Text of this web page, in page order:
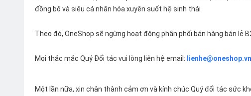
đồng bộ và siêu cá nhân hóa xuyên suốt hệ sinh thái
Theo đó, OneShop sẽ ngừng hoạt động phân phối bán hàng bán lẻ
Mọi thắc mắc Quý Đối tác vui lòng liên hệ email: lienhe@oneshop.vn
Một lần nữa, xin chân thành cảm ơn và kính chúc Quý đối tác sức